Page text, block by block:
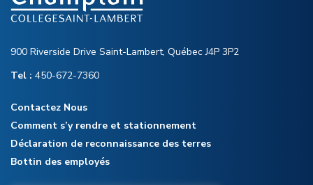
900 Riverside Drive Saint-Lambert, Québec J4P 3P2
Tel : 450-672-7360
Contactez Nous
Comment s’y rendre et stationnement
Déclaration de reconnaissance des terres
Bottin des employés